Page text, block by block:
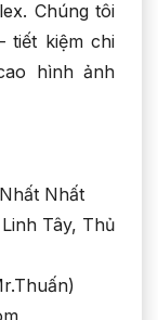
Chúng tôi
tiết kiệm chi
hình ảnh
Nhất
Tây, Thủ